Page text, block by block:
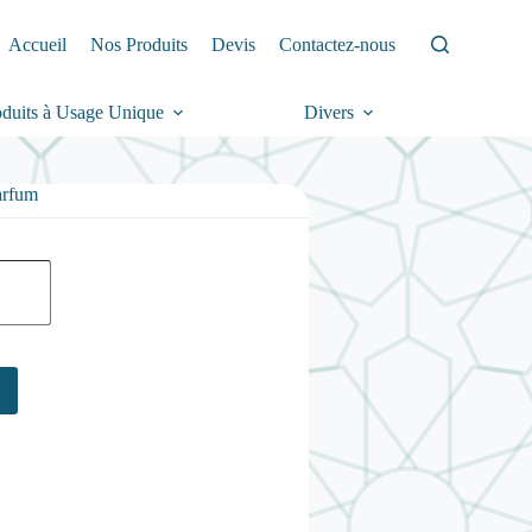
Accueil Nos Produits Devis Contactez-nous
à Usage Unique Divers